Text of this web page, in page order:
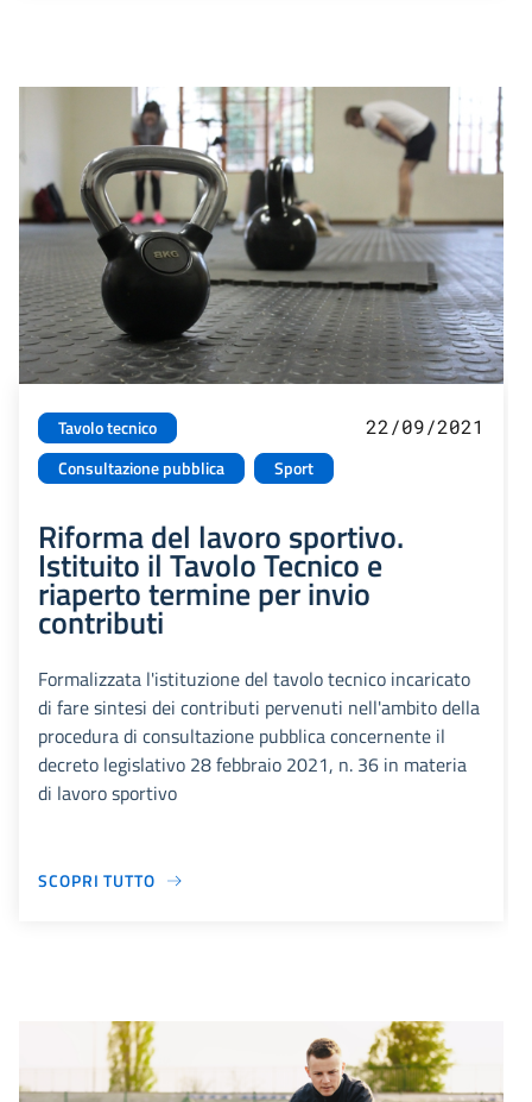
Tavolo tecnico
Consultazione pubblica
Sport
22/09/2021
Riforma del lavoro sportivo.
Istituito il Tavolo Tecnico e
riaperto termine per invio
contributi
Formalizzata l'istituzione del tavolo tecnico incaricato
di fare sintesi dei contributi pervenuti nell'ambito della
procedura di consultazione pubblica concernente il
decreto legislativo 28 febbraio 2021, n. 36 in materia
di lavoro sportivo
SCOPRI TUTTO